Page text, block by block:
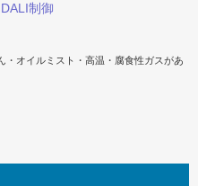
制御
オイルミスト・高温・腐食性ガスがあ